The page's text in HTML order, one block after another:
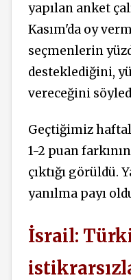
yapılan anket
Kasım'da oy
seçmenlerin
desteklediğini,
vereceğini
Geçtiğimiz
1-2 puan
çıktığı görüldü.
yanılma payı
İsrail: